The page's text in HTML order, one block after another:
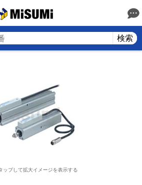
検索
ップして拡大イメージを表示する